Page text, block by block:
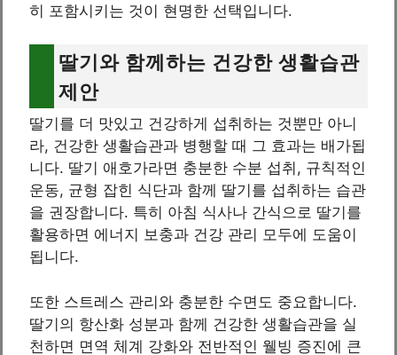
히 포함시키는 것이 현명한 선택입니다.
딸기와 함께하는 건강한 생활습관
제안
딸기를 더 맛있고 건강하게 섭취하는 것뿐만 아니
라, 건강한 생활습관과 병행할 때 그 효과는 배가됩
니다. 딸기 애호가라면 충분한 수분 섭취, 규칙적인
운동, 균형 잡힌 식단과 함께 딸기를 섭취하는 습관
을 권장합니다. 특히 아침 식사나 간식으로 딸기를
활용하면 에너지 보충과 건강 관리 모두에 도움이
됩니다.
또한 스트레스 관리와 충분한 수면도 중요합니다.
딸기의 항산화 성분과 함께 건강한 생활습관을 실
천하면 면역 체계 강화와 전반적인 웰빙 증진에 큰